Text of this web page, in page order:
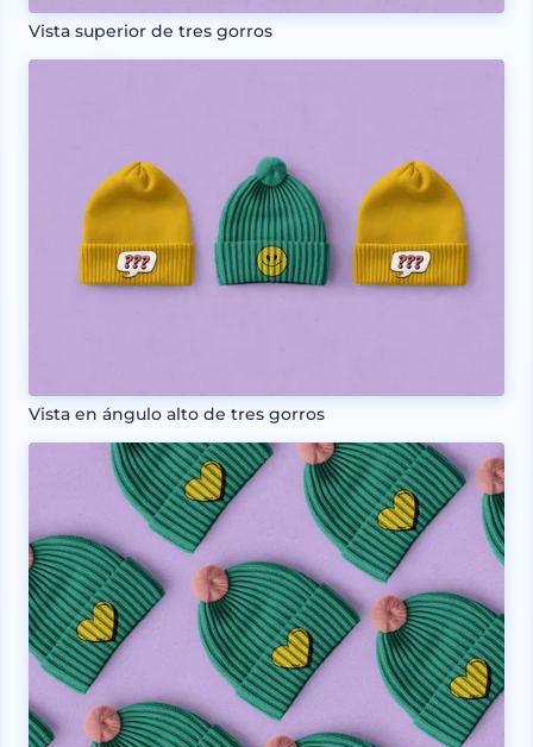
Vista superior de tres gorros
Vista en ángulo alto de tres gorros